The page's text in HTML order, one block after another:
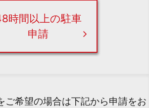
時間以上の駐車
申請
ご希望の場合は下記から申請をお